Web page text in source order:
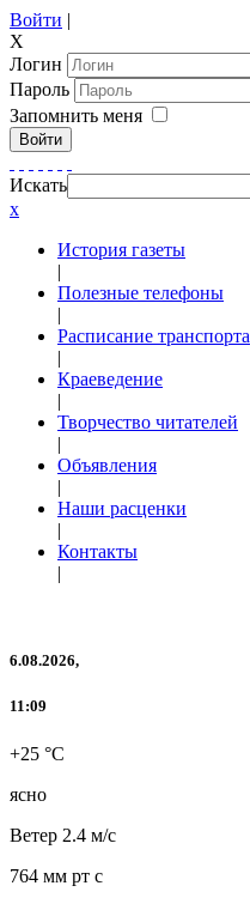
Войти |
X
Логин
Пароль
Запомнить меня
Войти
Искать
x
История газеты
|
Полезные телефоны
|
Расписание транспорта
|
Краеведение
|
Творчество читателей
|
Объявления
|
Наши расценки
|
Контакты
|
6.08.2026,
11:09
+25 °C
ясно
Ветер 2.4 м/с
764 мм рт с